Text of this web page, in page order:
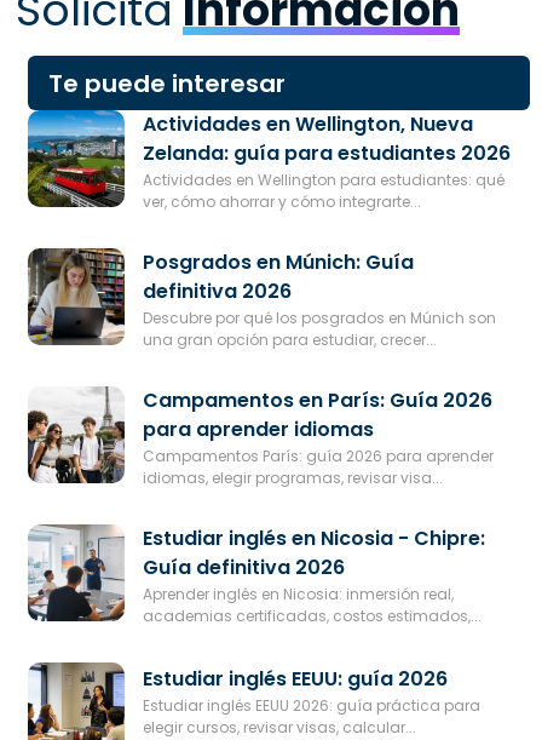
Te puede interesar
Actividades en Wellington, Nueva
Zelanda: guía para estudiantes 2026
Actividades en Wellington para estudiantes: qué
ver, cómo ahorrar y cómo integrarte...
Posgrados en Múnich: Guía
definitiva 2026
Descubre por qué los posgrados en Múnich son
una gran opción para estudiar, crecer...
Campamentos en París: Guía 2026
para aprender idiomas
Campamentos París: guía 2026 para aprender
idiomas, elegir programas, revisar visa...
Estudiar inglés en Nicosia - Chipre:
Guía definitiva 2026
Aprender inglés en Nicosia: inmersión real,
academias certificadas, costos estimados,...
Estudiar inglés EEUU: guía 2026
Estudiar inglés EEUU 2026: guía práctica para
elegir cursos, revisar visas, calcular...